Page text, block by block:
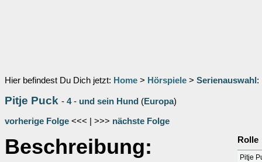
Hier befindest Du Dich jetzt: Home > Hörspiele > Serienauswahl :
Pitje Puck - 4- und sein Hund (Europa)
vorherige Folge <<< | >>> nächste Folge
Beschreibung: Rolle
Pitje